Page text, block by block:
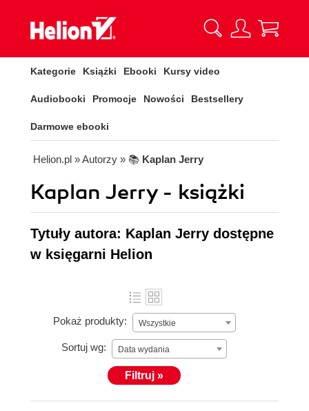
Kategorie Książki Ebooki Kursy video
Audiobooki Promocje Nowości Bestsellery
Darmowe ebooki
Helion.pl » Autorzy » 📚 Kaplan Jerry
Kaplan Jerry - książki
Tytuły autora: Kaplan Jerry dostępne
w księgarni Helion
Pokaż produkty: Wszystkie
Sortuj wg: Data wydania
Filtruj »